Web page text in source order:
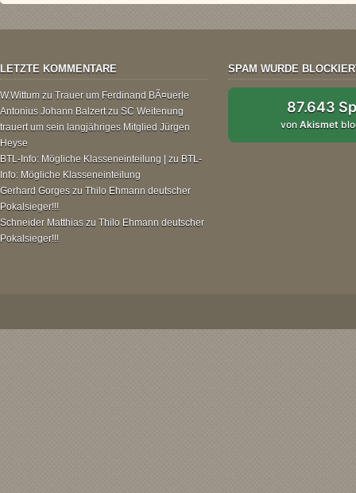
LETZTE KOMMENTARE
W.Wittum zu Trauer um Ferdinand BÃ¤uerle
Antonius Johann Balzertzu SC Weitenung
trauert um sein langjähriges Mitglied Jürgen
Heyse
BTL-Info: Mögliche Klasseneinteilung |
zu BTL-
Info: Mögliche Klasseneinteilung
Gerhard Gorges zu Thilo Ehmann deutscher
Pokalsieger!!!
Schneider Matthias zu Thilo Ehmann deutscher
Pokalsieger!!!
SPAM WURDE
87.643
vonAkismet